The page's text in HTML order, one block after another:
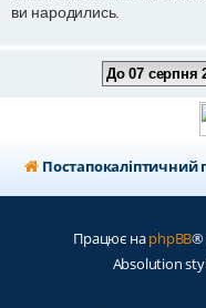
ви народились.
Постапокаліптичний
Працює наphpBB®
Absolution